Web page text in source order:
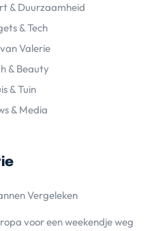
& Duurzaamheid
& Tech
Valerie
& Beauty
& Tuin
& Media
Vergeleken
voor een weekendje weg